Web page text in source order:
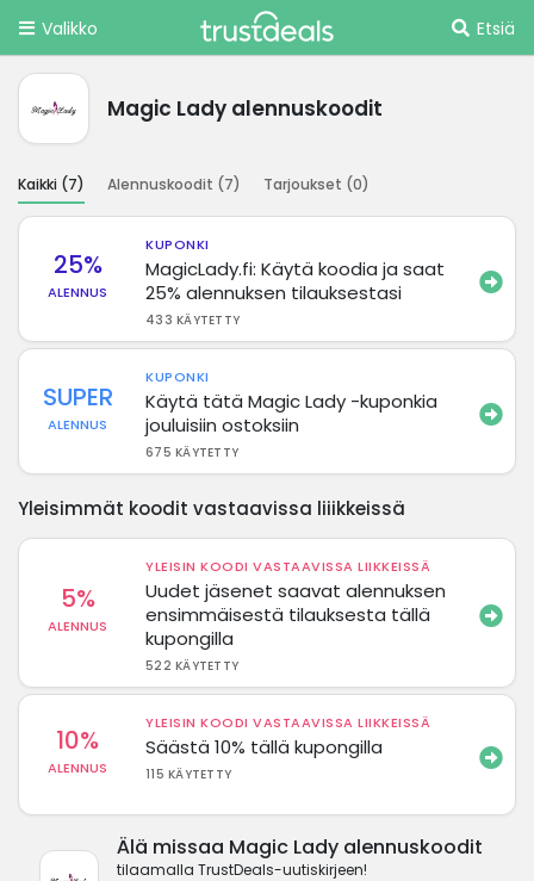
Valikko Etsiä
Magic Lady alennuskoodit
Kaikki (7) Alennuskoodit (7) Tarjoukset (0)
25%
ALENNUS
KUPONKI
MagicLady.fi: Käytä koodia ja saat
25% alennuksen tilauksestasi
433 KÄYTETTY
SUPER
ALENNUS
KUPONKI
Käytä tätä Magic Lady -kuponkia
jouluisiin ostoksiin
675 KÄYTETTY
Yleisimmät koodit vastaavissa liiikkeissä
5%
ALENNUS
YLEISIN KOODI VASTAAVISSA LIIKKEISSÄ
Uudet jäsenet saavat alennuksen
ensimmäisestä tilauksesta tällä
kupongilla
522 KÄYTETTY
10%
ALENNUS
YLEISIN KOODI VASTAAVISSA LIIKKEISSÄ
Säästä 10% tällä kupongilla
115 KÄYTETTY
Älä missaa Magic Lady alennuskoodit
tilaamalla TrustDeals-uutiskirjeen!